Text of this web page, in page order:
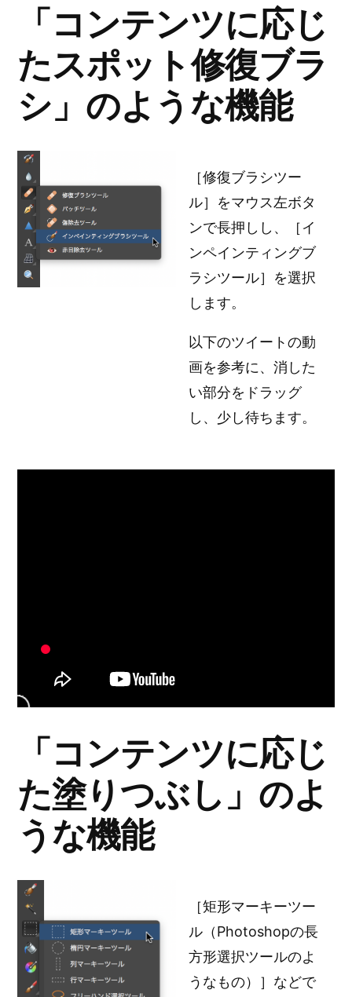
修
復
ブ
ラ
シ」
「コ
ン
ツ
に
応
う
す
の
「コンテンツに応じ
たスポット修復ブラ
シ」のような機能
［修復ブラシツー
ル］をマウス左ボタ
ンで長押しし、［イ
ンペインティングブ
ラシツール］を選択
します。
以下のツイートの動
画を参考に、消した
い部分をドラッグ
し、少し待ちます。
「コンテンツに応じ
た塗りつぶし」のよ
うな機能
［矩形マーキーツー
ル（Photoshopの長
方形選択ツールのよ
うなもの）］などで